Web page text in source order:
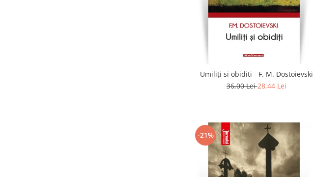
Umiliți si obiditi - F. M. Dostoievski
36,00 Lei28,44 Lei
-21%